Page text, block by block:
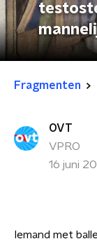
Fragmenten
OVT
VPRO
16 juni
Iemand met